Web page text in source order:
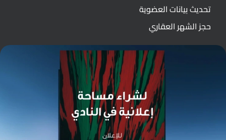
تحديث بيانات العضوية
حجز الشهر العقاري